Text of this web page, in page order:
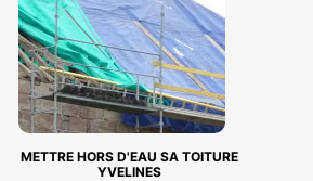
METTRE HORS D'EAU SA TOITURE
YVELINES